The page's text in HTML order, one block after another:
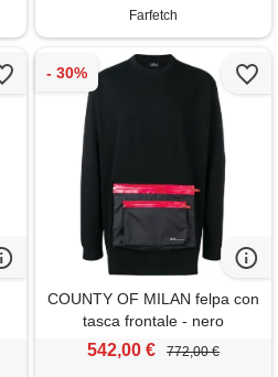
Farfetch
COUNTY OF MILAN felpa con
tasca frontale - nero
542,00 € 772,00 €